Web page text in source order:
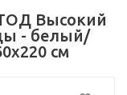
Высокий
- белый/
см